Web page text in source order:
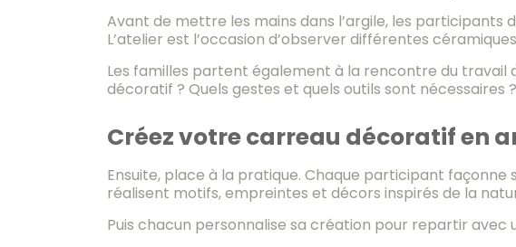
Avant de mettre les mains dans l’argile, les
L’atelier est l’occasion d’observer différentes
Les familles partent également à la rencontre du
décoratif ? Quels gestes et quels outils sont
Créez votre carreau décoratif en
Ensuite, place à la pratique. Chaque participant
réalisent motifs, empreintes et décors inspirés de la
Puis chacun personnalise sa création pour repartir avec